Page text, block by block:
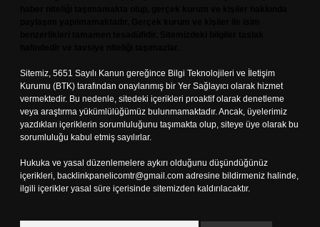
Sitemiz, 5651 Sayılı Kanun gereğince Bilgi Teknolojileri ve İletişim
Kurumu (BTK) tarafından onaylanmış bir Yer Sağlayıcı olarak hizmet
vermektedir. Bu nedenle, sitedeki içerikleri proaktif olarak denetleme
veya araştırma yükümlülüğümüz bulunmamaktadır. Ancak, üyelerimiz
yazdıkları içeriklerin sorumluluğunu taşımakta olup, siteye üye olarak bu
sorumluluğu kabul etmiş sayılırlar.
Hukuka ve yasal düzenlemelere aykırı olduğunu düşündüğünüz
içerikleri, backlinkpanelicomtr@gmail.com adresine bildirmeniz halinde,
ilgili içerikler yasal süre içerisinde sitemizden kaldırılacaktır.